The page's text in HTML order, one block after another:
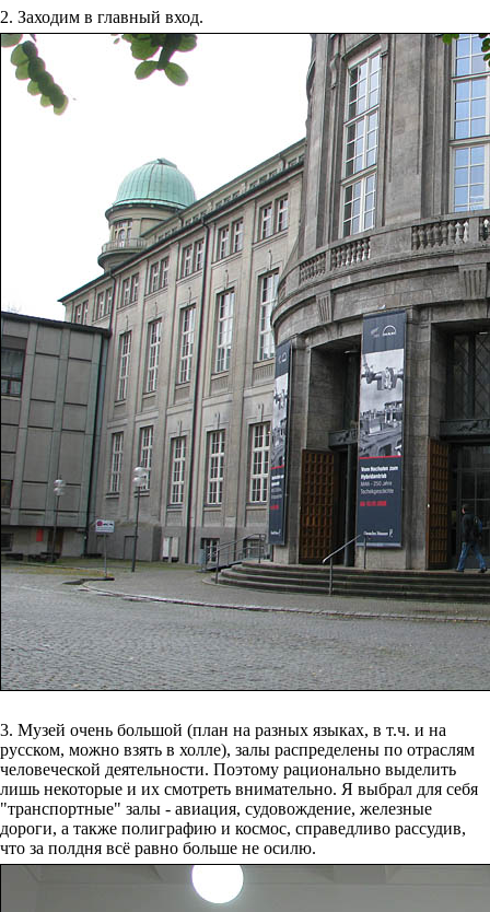
2. Заходим в главный вход.
3. Музей очень большой (план на разных языках, в т.ч. и на
русском, можно взять в холле), залы распределены по отраслям
человеческой деятельности. Поэтому рационально выделить
лишь некоторые и их смотреть внимательно. Я выбрал для себя
"транспортные" залы - авиация, судовождение, железные
дороги, а также полиграфию и космос, справедливо рассудив,
что за полдня всё равно больше не осилю.